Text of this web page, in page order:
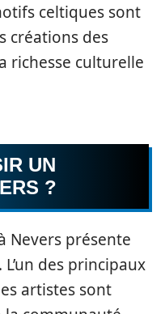
celtiques sont
créations des
richesse culturelle
UN
?
Nevers présente
des principaux
artistes sont